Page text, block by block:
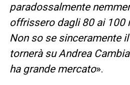
paradossalmente
offrissero dagli 80 ai 100
Non so se sinceramente
tornerà su Andrea
ha grande mercato».